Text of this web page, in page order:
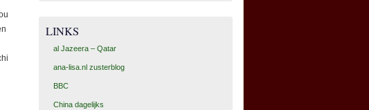
LINKS
al Jazeera – Qatar
ana-lisa.nl zusterblog
BBC
China dagelijks